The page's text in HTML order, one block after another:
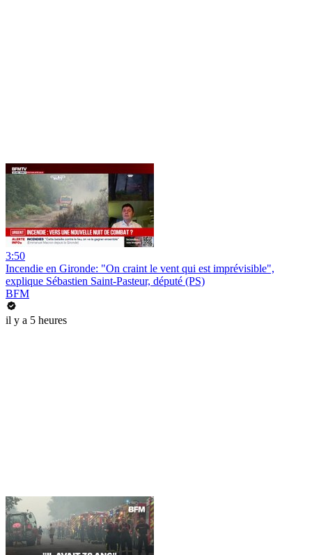
3:50
Incendie en Gironde: "On craint le vent qui est imprévisible",
explique Sébastien Saint-Pasteur, député (PS)
BFM
il y a 5 heures